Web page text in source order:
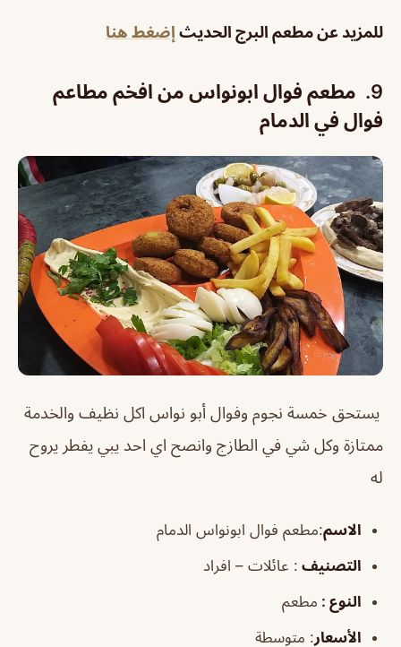
للمزيد عن مطعم البرج الحديث إضغط هنا
9. مطعم فوال ابونواس من افخم مطاعم
فوال في الدمام
يستحق خمسة نجوم وفوال أبو نواس اكل نظيف والخدمة
ممتازة وكل شي في الطازج وانصح اي احد يبي يفطر يروح
له
الاسم:مطعم فوال ابونواس الدمام
التصنيف : عائلات – افراد
النوع : مطعم
الأسعار: متوسطة